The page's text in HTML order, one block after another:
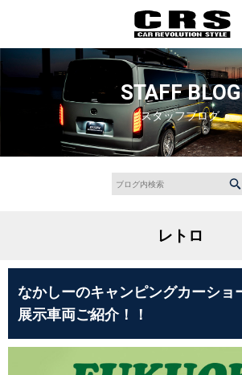
STAFF BLOG
スタッフブログ
レトロ
なかしーのキャンピングカーショ
展示車両ご紹介！！